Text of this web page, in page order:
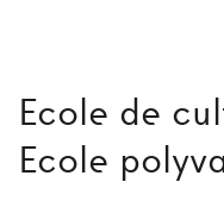
Ecole de
Ecole